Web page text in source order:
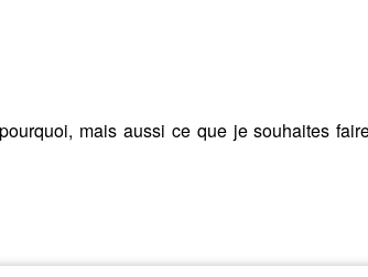
mais aussi ce que je souhaites